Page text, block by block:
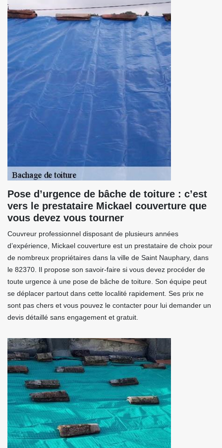
Pose d’urgence de bâche de toiture : c’est
vers le prestataire Mickael couverture que
vous devez vous tourner
Couvreur professionnel disposant de plusieurs années
d’expérience, Mickael couverture est un prestataire de choix pour
de nombreux propriétaires dans la ville de Saint Nauphary, dans
le 82370. Il propose son savoir-faire si vous devez procéder de
toute urgence à une pose de bâche de toiture. Son équipe peut
se déplacer partout dans cette localité rapidement. Ses prix ne
sont pas chers et vous pouvez le contacter pour lui demander un
devis détaillé sans engagement et gratuit.